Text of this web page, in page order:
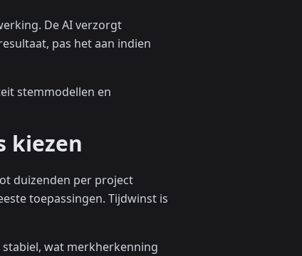
De AI verzorgt
pas het aan indien
stemmodellen en
kiezen
duizenden per project
toepassingen. Tijdwinst is
wat merkherkenning